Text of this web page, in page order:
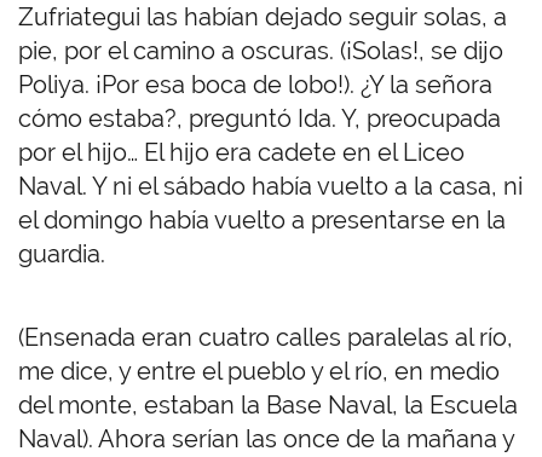
Zufriategui las habían dejado seguir solas, a
pie, por el camino a oscuras. (¡Solas!, se dijo
Poliya. ¡Por esa boca de lobo!). ¿Y la señora
cómo estaba?, preguntó Ida. Y, preocupada
por el hijo… El hijo era cadete en el Liceo
Naval. Y ni el sábado había vuelto a la casa, ni
el domingo había vuelto a presentarse en la
guardia.
(Ensenada eran cuatro calles paralelas al río,
me dice, y entre el pueblo y el río, en medio
del monte, estaban la Base Naval, la Escuela
Naval). Ahora serían las once de la mañana y